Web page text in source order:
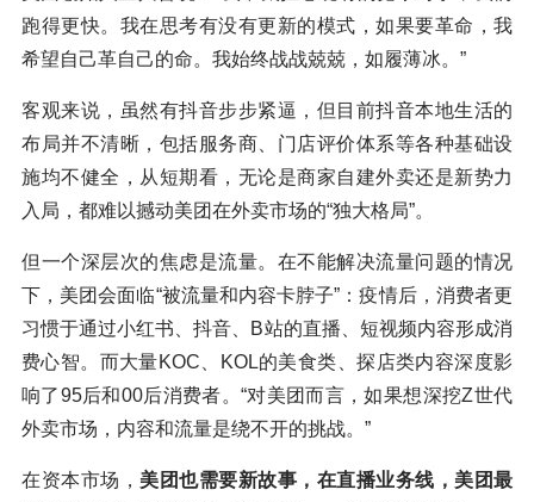
跑得更快。我在思考有没有更新的模式，如果要革命，我
希望自己革自己的命。我始终战战兢兢，如履薄冰。”
客观来说，虽然有抖音步步紧逼，但目前抖音本地生活的
布局并不清晰，包括服务商、门店评价体系等各种基础设
施均不健全，从短期看，无论是商家自建外卖还是新势力
入局，都难以撼动美团在外卖市场的“独大格局”。
但一个深层次的焦虑是流量。在不能解决流量问题的情况
下，美团会面临“被流量和内容卡脖子”：疫情后，消费者更
习惯于通过小红书、抖音、B站的直播、短视频内容形成消
费心智。而大量KOC、KOL的美食类、探店类内容深度影
响了95后和00后消费者。“对美团而言，如果想深挖Z世代
外卖市场，内容和流量是绕不开的挑战。”
在资本市场， 美团也需要新故事，在直播业务线，美团最